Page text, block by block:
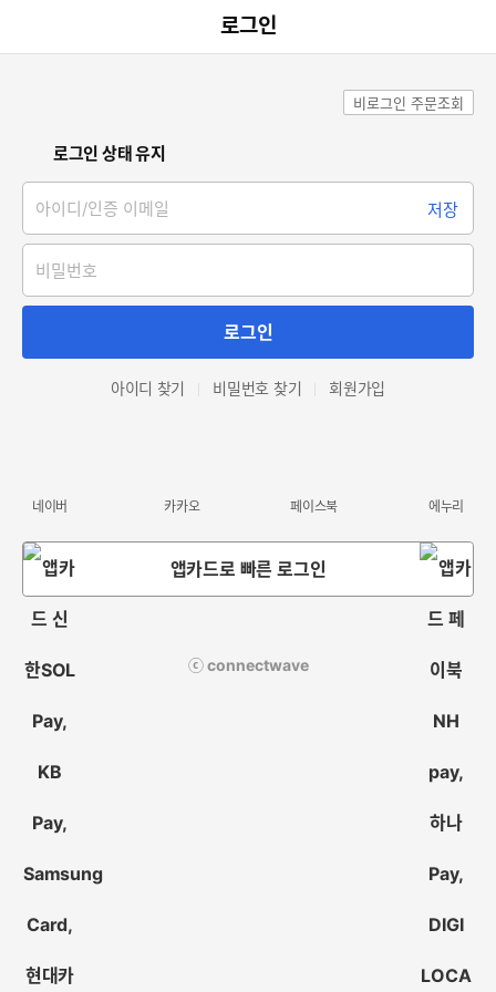
로그인
비로그인 주문조회
로그인 상태 유지
아이디/인증 이메일 저장
비밀번호
로그인
아이디 찾기 비밀번호 찾기 회원가입
네이버 카카오 페이스북 에누리
앱카드로 빠른 로그인
ⓒ connectwave